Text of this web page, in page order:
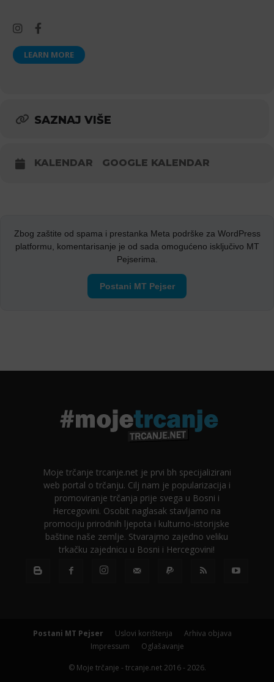
LEARN MORE
SAZNAJ VIŠE
KALENDAR GOOGLE KALENDAR
Zbog zaštite od spama i prestanka Meta podrške za WordPress
platformu, komentarisanje je od sada omogućeno isključivo MT
Pejserima.
Postani MT Pejser
Moje trčanje trcanje.net je prvi bh specijalizirani
web portal o trčanju. Cilj nam je popularizacija i
promoviranje trčanja prije svega u Bosni i
Hercegovini. Osobit naglasak stavljamo na
promociju prirodnih ljepota i kulturno-istorijske
baštine naše zemlje. Stvarajmo zajedno veliku
trkačku zajednicu u Bosni i Hercegovini!
Postani MT Pejser Uslovi korištenja
Arhiva objava
Impressum
Oglašavanje
© Moje trčanje - trcanje.net 2016 - 2026.